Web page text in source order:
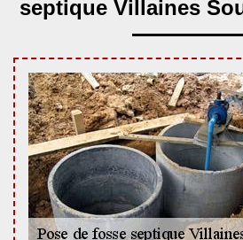
septique Villaines